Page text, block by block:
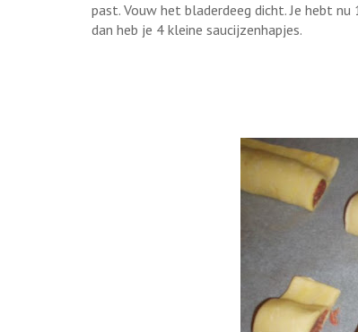
past. Vouw het bladerdeeg dicht. Je hebt
dan heb je 4 kleine saucijzenhapjes.